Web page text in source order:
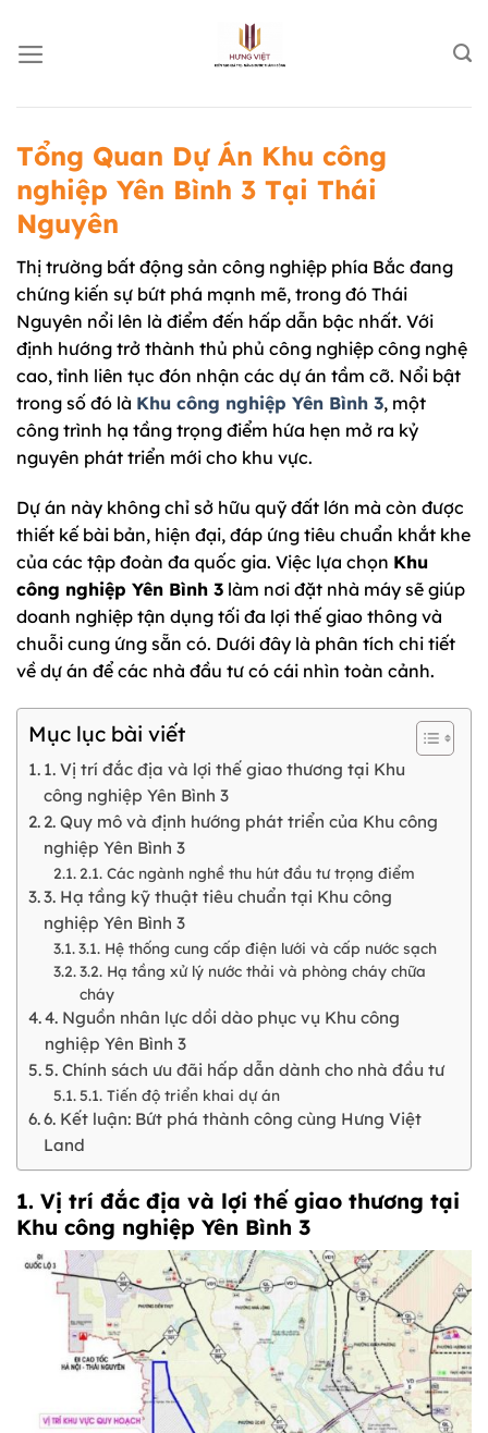
đến
nội
Tổng Quan Dự Án Khu công
nghiệp Yên Bình 3 Tại Thái
Nguyên
Thị trường bất động sản công nghiệp phía Bắc đang
chứng kiến sự bứt phá mạnh mẽ, trong đó Thái
Nguyên nổi lên là điểm đến hấp dẫn bậc nhất. Với
định hướng trở thành thủ phủ công nghiệp công nghệ
cao, tỉnh liên tục đón nhận các dự án tầm cỡ. Nổi bật
trong số đó là Khu công nghiệp Yên Bình 3, một
công trình hạ tầng trọng điểm hứa hẹn mở ra kỷ
nguyên phát triển mới cho khu vực.
Dự án này không chỉ sở hữu quỹ đất lớn mà còn được
thiết kế bài bản, hiện đại, đáp ứng tiêu chuẩn khắt khe
của các tập đoàn đa quốc gia. Việc lựa chọn Khu
công nghiệp Yên Bình 3 làm nơi đặt nhà máy sẽ giúp
doanh nghiệp tận dụng tối đa lợi thế giao thông và
chuỗi cung ứng sẵn có. Dưới đây là phân tích chi tiết
về dự án để các nhà đầu tư có cái nhìn toàn cảnh.
Mục lục bài viết
1. Vị trí đắc địa và lợi thế giao thương tại Khu
công nghiệp Yên Bình 3
2. Quy mô và định hướng phát triển của Khu công
nghiệp Yên Bình 3
2.1. Các ngành nghề thu hút đầu tư trọng điểm
3. Hạ tầng kỹ thuật tiêu chuẩn tại Khu công
nghiệp Yên Bình 3
3.1. Hệ thống cung cấp điện lưới và cấp nước sạch
3.2. Hạ tầng xử lý nước thải và phòng cháy chữa
cháy
4. Nguồn nhân lực dồi dào phục vụ Khu công
nghiệp Yên Bình 3
5. Chính sách ưu đãi hấp dẫn dành cho nhà đầu tư
5.1. Tiến độ triển khai dự án
6. Kết luận: Bứt phá thành công cùng Hưng Việt
Land
1. Vị trí đắc địa và lợi thế giao thương tại
Khu công nghiệp Yên Bình 3